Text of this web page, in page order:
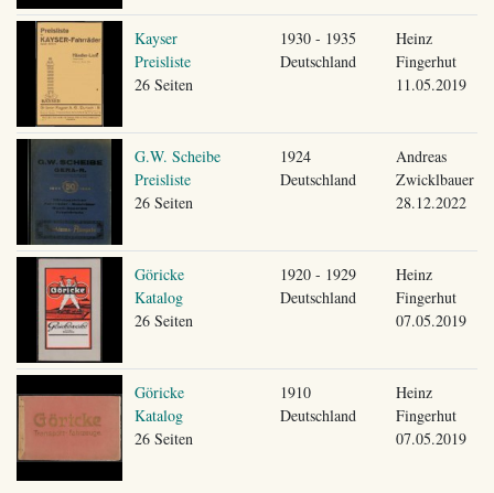
Kayser
Preisliste
26 Seiten
1930 - 1935
Deutschland
Heinz
Fingerhut
11.05.2019
G.W. Scheibe
Preisliste
26 Seiten
1924
Deutschland
Andreas
Zwicklbauer
28.12.2022
Göricke
Katalog
26 Seiten
1920 - 1929
Deutschland
Heinz
Fingerhut
07.05.2019
Göricke
Katalog
26 Seiten
1910
Deutschland
Heinz
Fingerhut
07.05.2019